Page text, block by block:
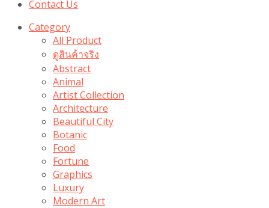
Contact Us
Category
All Product
ดูสินค้าจริง
Abstract
Animal
Artist Collection
Architecture
Beautiful City
Botanic
Food
Fortune
Graphics
Luxury
Modern Art